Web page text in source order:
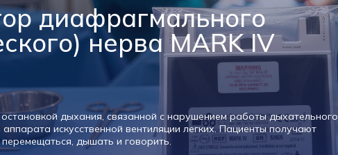
диафрагмального
нерва MARK IV
дыхания, связанной с нарушением работы дыхательного
искусственной вентиляции легких. Пациенты получают
дышать и говорить.